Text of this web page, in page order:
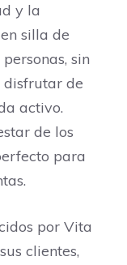
y la
silla de
sin
de
activo.
de los
para
por Vita
clientes,